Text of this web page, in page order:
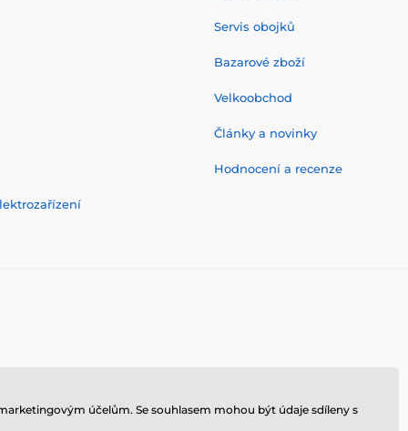
Servis obojků
Bazarové zboží
Velkoobchod
Články a novinky
Hodnocení a recenze
účelům. Se souhlasem mohou být údaje sdíleny s